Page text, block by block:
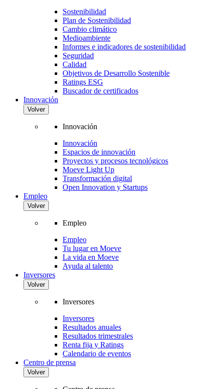
Sostenibilidad
Plan de Sostenibilidad
Cambio climático
Medioambiente
Informes e indicadores de sostenibilidad
Seguridad
Calidad
Objetivos de Desarrollo Sostenible
Ratings ESG
Buscador de certificados
Innovación
Volver
Innovación
Innovación
Espacios de innovación
Proyectos y procesos tecnológicos
Moeve Light Up
Transformación digital
Open Innovation y Startups
Empleo
Volver
Empleo
Empleo
Tu lugar en Moeve
La vida en Moeve
Ayuda al talento
Inversores
Volver
Inversores
Inversores
Resultados anuales
Resultados trimestrales
Renta fija y Ratings
Calendario de eventos
Centro de prensa
Volver